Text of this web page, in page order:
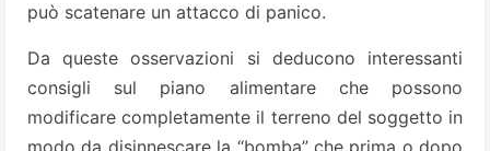
può scatenare un attacco di panico.
Da queste osservazioni si deducono interessanti
consigli sul piano alimentare che possono
modificare completamente il terreno del soggetto in
modo da disinnescare la “bomba” che prima o dopo